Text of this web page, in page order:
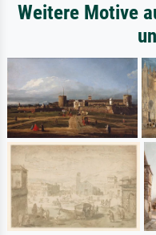
Weitere Motive